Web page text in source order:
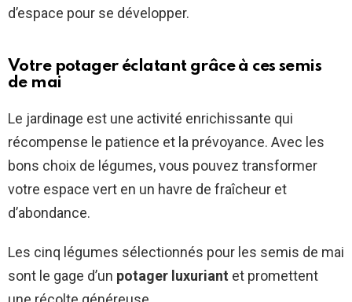
d’espace pour se développer.
Votre potager éclatant grâce à ces semis
de mai
Le jardinage est une activité enrichissante qui
récompense le patience et la prévoyance. Avec les
bons choix de légumes, vous pouvez transformer
votre espace vert en un havre de fraîcheur et
d’abondance.
Les cinq légumes sélectionnés pour les semis de mai
sont le gage d’un potager luxuriant et promettent